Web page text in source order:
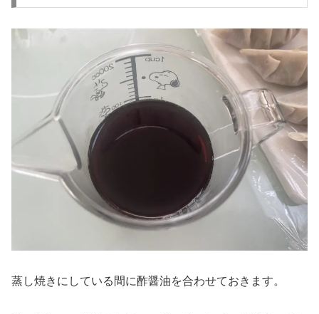
蒸し焼きにしている間に酢醤油を合わせておきます。